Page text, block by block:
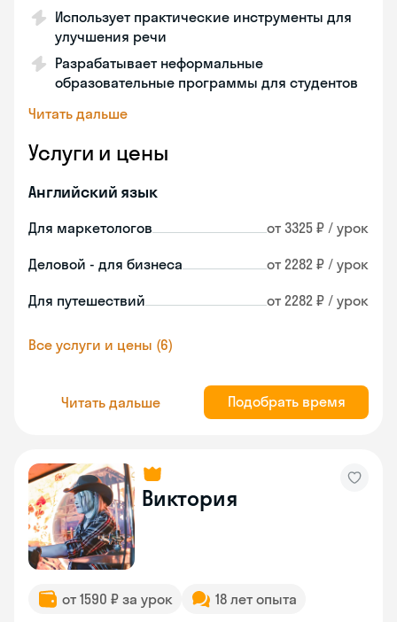
Использует практические инструменты для
улучшения речи
Разрабатывает неформальные
образовательные программы для студентов
Читать дальше
Услуги и цены
Английский язык
Для маркетологов от 3325 ₽ / урок
Деловой - для бизнеса от 2282 ₽ / урок
Для путешествий от 2282 ₽ / урок
Все услуги и цены (6)
Читать дальше Подобрать время
Виктория
от 1590 ₽ за урок 18 лет опыта